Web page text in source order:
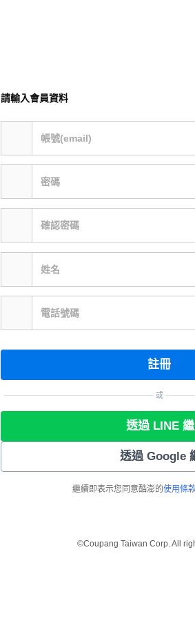
請輸入會員資料
帳號(email)
密碼
確認密碼
姓名
電話號碼
註冊
或
透過 LINE
透過 Google
繼續即表示您同意酷澎的使用條
©Coupang Taiwan Corp. All